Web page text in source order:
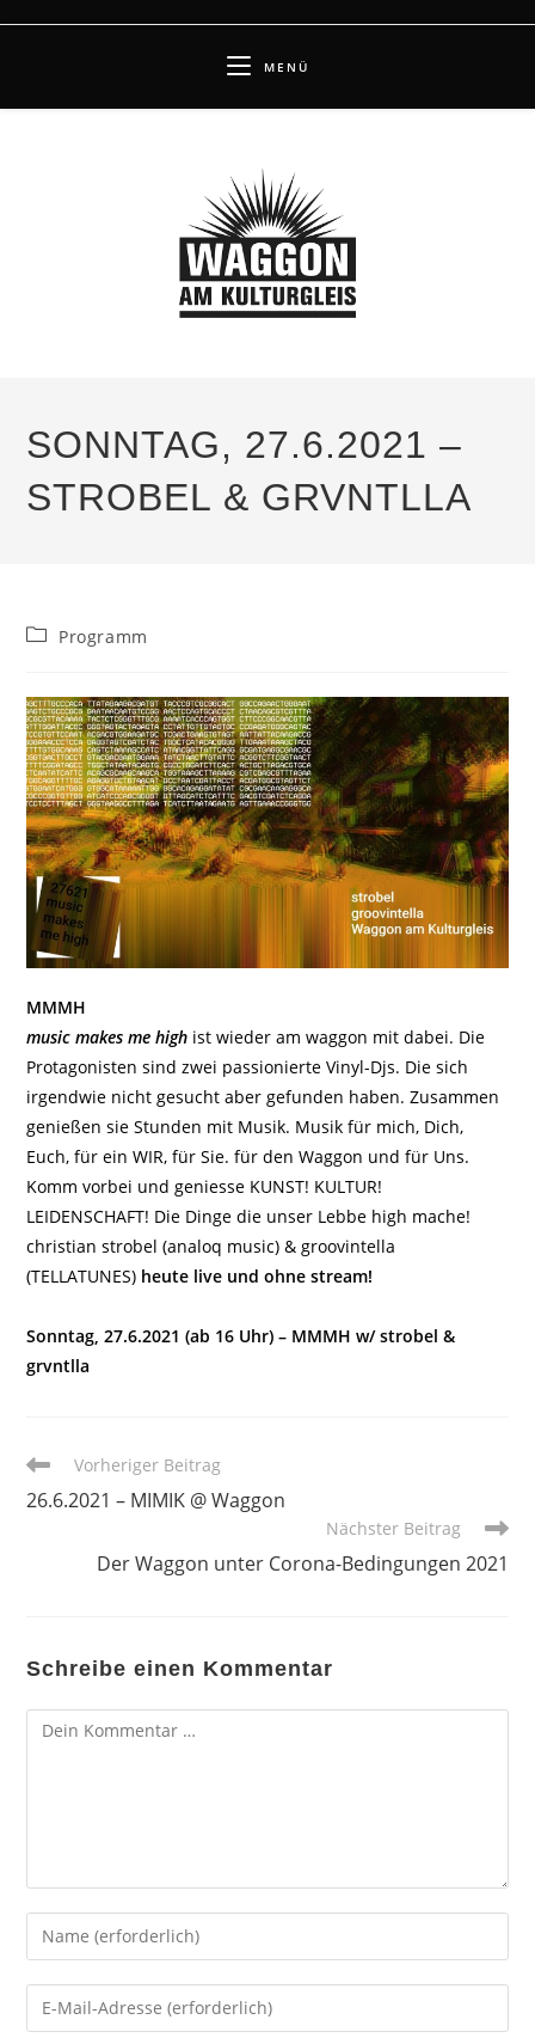
MENÜ
SONNTAG, 27.6.2021 –
STROBEL & GRVNTLLA
Beitrags-
Programm
MMMH
music makes me high ist wieder am waggon mit dabei. Die
Protagonisten sind zwei passionierte Vinyl-Djs. Die sich
irgendwie nicht gesucht aber gefunden haben. Zusammen
genießen sie Stunden mit Musik. Musik für mich, Dich,
Euch, für ein WIR, für Sie. für den Waggon und für Uns.
Komm vorbei und geniesse KUNST! KULTUR!
LEIDENSCHAFT! Die Dinge die unser Lebbe high mache!
christian strobel (analoq music) & groovintella
(TELLATUNES) heute live und ohne stream!
Sonntag, 27.6.2021 (ab 16 Uhr) – MMMH w/ strobel &
grvntlla
Weitere
ansehen
Vorheriger Beitrag
26.6.2021 – MIMIK @ Waggon
Nächster Beitrag
Der Waggon unter Corona-Bedingungen 2021
Schreibe einen Kommentar
Kommentar
Gib
deinen
Namen
oder
Gib
deine